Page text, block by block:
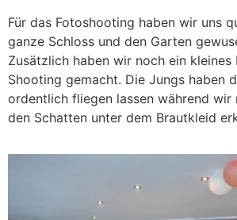
Für das Fotoshooting haben wir uns
ganze Schloss und den Garten
Zusätzlich haben wir noch ein kleines
Shooting gemacht. Die Jungs haben
ordentlich fliegen lassen während wir
den Schatten unter dem Brautkleid